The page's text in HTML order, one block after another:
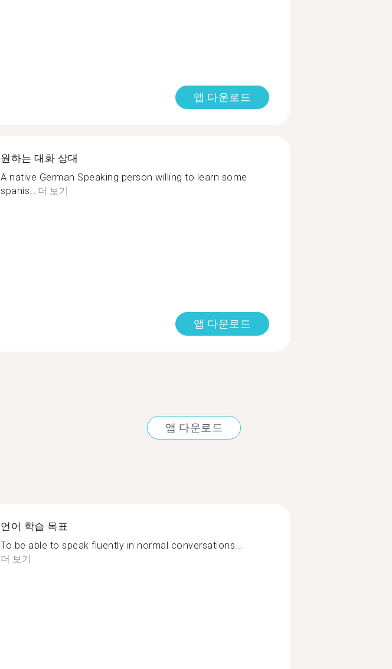
앱 다운로드
원하는 대화 상대
A native German Speaking person willing to learn some
spanis...더 보기
앱 다운로드
앱 다운로드
언어 학습 목표
To be able to speak fluently in normal conversations...
더 보기